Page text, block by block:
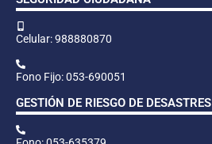
Celular: 988880870
Fono Fijo: 053-690051
GESTIÓN DE RIESGO DE DESASTRES